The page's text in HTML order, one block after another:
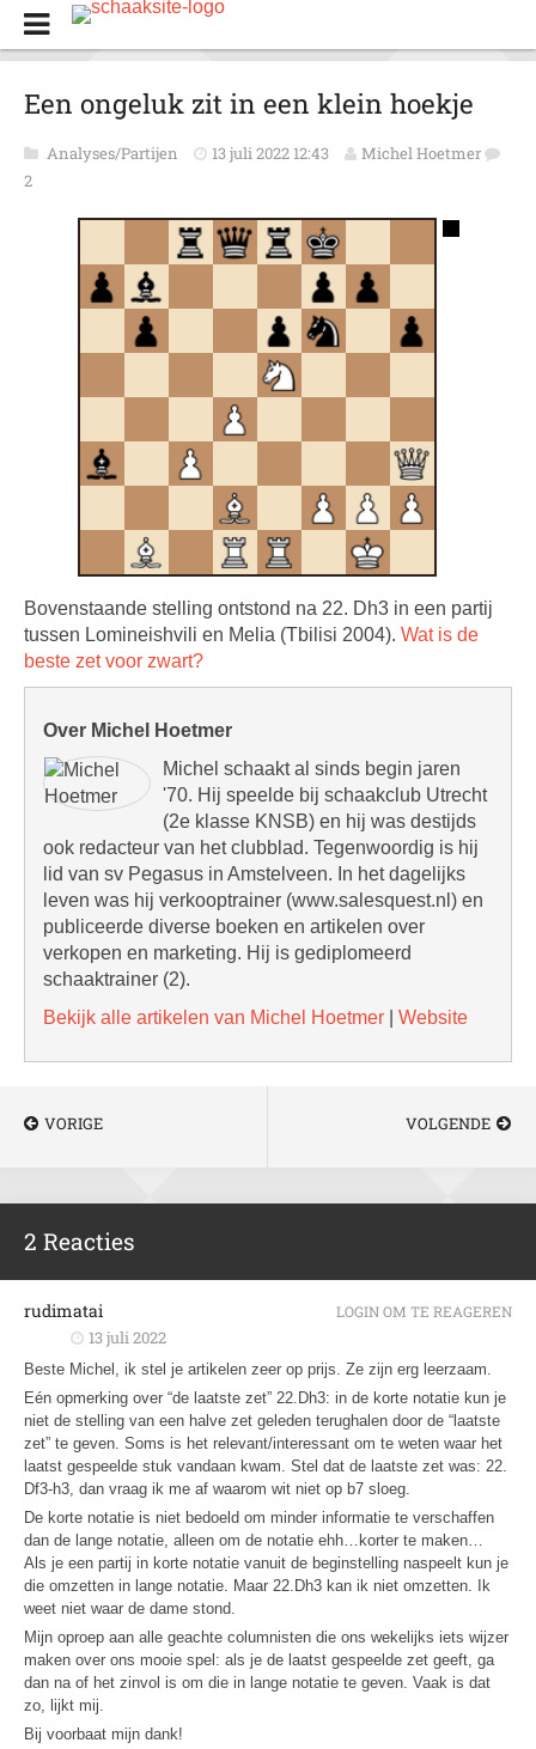
Een ongeluk zit in een klein hoekje
Analyses/Partijen 13 juli 2022 12:43
Michel Hoetmer
2
Bovenstaande stelling ontstond na 22. Dh3 in een partij
tussen Lomineishvili en Melia (Tbilisi 2004). Wat is de
beste zet voor zwart?
Over Michel Hoetmer
Michel schaakt al sinds begin jaren
'70. Hij speelde bij schaakclub Utrecht
(2e klasse KNSB) en hij was destijds
ook redacteur van het clubblad. Tegenwoordig is hij
lid van sv Pegasus in Amstelveen. In het dagelijks
leven was hij verkooptrainer (www.salesquest.nl) en
publiceerde diverse boeken en artikelen over
verkopen en marketing. Hij is gediplomeerd
schaaktrainer (2).
Bekijk alle artikelen van Michel Hoetmer
Website
VORIGE VOLGENDE
2 Reacties
rudimatai
13 juli 2022
Beste Michel, ik stel je artikelen zeer op prijs. Ze zijn erg leerzaam.
Eén opmerking over “de laatste zet” 22.Dh3: in de korte notatie kun je
niet de stelling van een halve zet geleden terughalen door de “laatste
zet” te geven. Soms is het relevant/interessant om te weten waar het
laatst gespeelde stuk vandaan kwam. Stel dat de laatste zet was: 22.
Df3-h3, dan vraag ik me af waarom wit niet op b7 sloeg.
De korte notatie is niet bedoeld om minder informatie te verschaffen
dan de lange notatie, alleen om de notatie ehh…korter te maken…
Als je een partij in korte notatie vanuit de beginstelling naspeelt kun je
die omzetten in lange notatie. Maar 22.Dh3 kan ik niet omzetten. Ik
weet niet waar de dame stond.
Mijn oproep aan alle geachte columnisten die ons wekelijks iets wijzer
maken over ons mooie spel: als je de laatst gespeelde zet geeft, ga
dan na of het zinvol is om die in lange notatie te geven. Vaak is dat
zo, lijkt mij.
Bij voorbaat mijn dank!
LOGIN OM TE REAGEREN